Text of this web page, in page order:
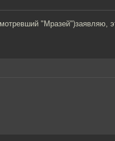
"Мразей")заявляю,